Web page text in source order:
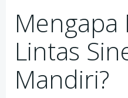
Mengapa
Lintas
Mandiri?